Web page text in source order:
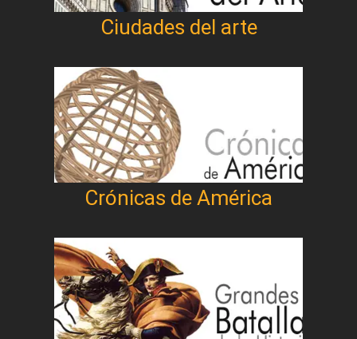
Ciudades del arte
Crónicas de América